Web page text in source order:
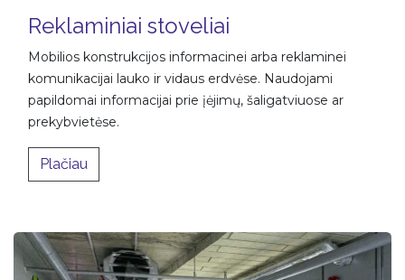
Reklaminiai stoveliai
Mobilios konstrukcijos informacinei arba reklaminei
komunikacijai lauko ir vidaus erdvėse. Naudojami
papildomai informacijai prie įėjimų, šaligatviuose ar
prekybvietėse.
Plačiau